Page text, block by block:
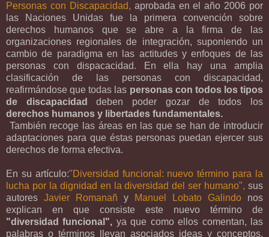
Personas con Discapacidad, aprobada en el año 2006 por
las Naciones Unidas fue la primera convención sobre
derechos humanos que se abre a la firma de las
organizaciones regionales de integración, suponiendo un
cambio de paradigma en las actitudes y enfoques de las
personas con dispacacidad. En ella hay una amplia
clasificación de las personas con discapacidad,
reafirmándose que todas las personas con todos los tipos
de discapacidad
deben poder gozar de todos los
derechos humanos y libertades fundamentales.
También recoge las áreas en las que se han de introducir
adaptaciones para que éstas personas puedan ejercer sus
derechos de forma efectiva.
En su artículo:"Diversidad funcional: nuevo término para la
lucha por la dignidad en la diversidad del ser humano", sus
autores Javier Romanañ y Manuel Lobato Galindo nos
explican en que consiste este nuevo término de
"diversidad funcional", ya que como ellos comentan, las
palabras o términos llevan asociados ideas y conceptos,